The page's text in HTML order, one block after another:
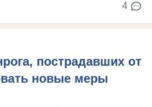
4
пострадавших от
новые меры